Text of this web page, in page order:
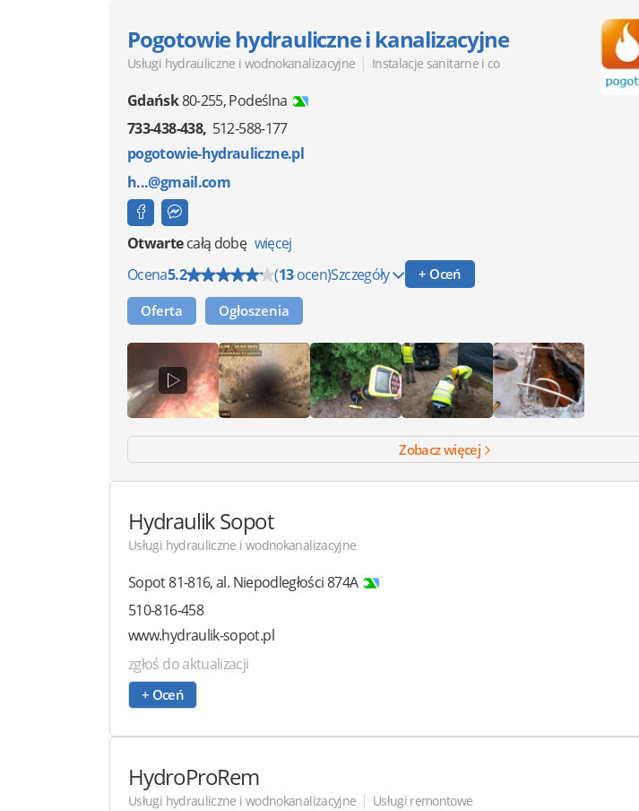
Pogotowie hydrauliczne i kanalizacyjne
Usługi hydrauliczne i wodnokanalizacyjne | Instalacje sanitarne i co
Gdańsk80-255,Podeślna
733-438-438 512-588-177
pogotowie-hydrauliczne.pl
h...@gmail.com
Otwartecałą dobę więcej
Ocena5.2 (13ocen)Szczegóły + Oceń
Oferta Ogłoszenia
Zobacz więcej
Hydraulik Sopot
Usługi hydrauliczne i wodnokanalizacyjne
Sopot81-816,al. Niepodległości 874A
510-816-458
www.hydraulik-sopot.pl
zgłoś do aktualizacji
+ Oceń
HydroProRem
Usługi hydrauliczne i wodnokanalizacyjne | Usługi remontowe